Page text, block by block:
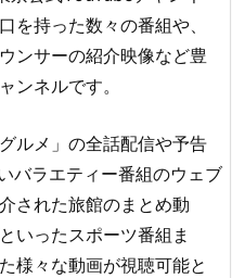
を持った数々の番組や、
ンサーの紹介映像など豊
ンネルです。
ルメ」の全話配信や予告
バラエティー番組のウェブ
された旅館のまとめ動
いったスポーツ番組ま
様々な動画が視聴可能と